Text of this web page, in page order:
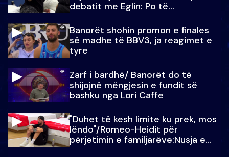
debatit me Eglin: Po të
Banorët shohin promon e finales
së madhe të BBV3, ja reagimet e
tyre
Zarf i bardhë/ Banorët do të
shijojnë mëngjesin e fundit së
bashku nga Lori Caffe
"Duhet të kesh limite ku prek, mos
lëndo"/Romeo-Heidit për
përjetimin e familjarëve:Nusja e